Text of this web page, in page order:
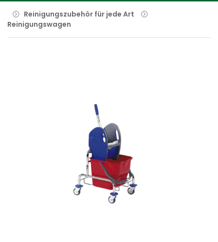
Reinigungszubehör für jede Art
Reinigungswagen